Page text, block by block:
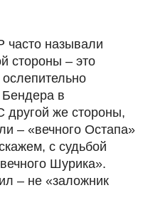
называли
стороны – это
в
другой же стороны,
– «вечного Остапа»
с судьбой
Шурика».
– не «заложник